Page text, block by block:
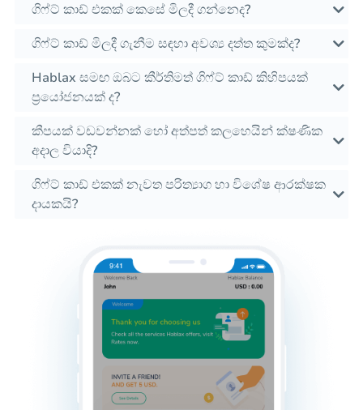
ගිෆ්ට් කාඩ් එකක් කෙසේ මිලදී ගන්නෙද?
ගිෆ්ට් කාඩ් මිලදී ගැනීම සඳහා අවශ්‍ය දත්ත කුමක්ද?
Hablax සමඟ ඔබට කීර්තිමත් ගිෆ්ට් කාඩ් කිහිපයක්
ප්‍රයෝජනයක් ද?
කීපයක් වඩවන්නක් හෝ අත්පත් කලහෙයින් ක්ෂණික
අදාල වියාදි?
ගිෆ්ට් කාඩ් එකක් නැවත පරිත්‍යාග හා විශේෂ ආරක්ෂක
දායකයි?